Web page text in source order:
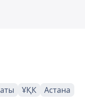
ҰҚК Астана